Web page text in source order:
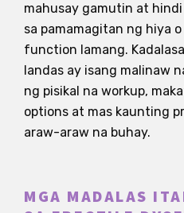
mahusay gamutin at
sa pamamagitan ng hiya
function lamang.
landas ay isang malinaw
ng pisikal na workup,
options at mas kaunting
araw-araw na buhay.
MGA MADALAS